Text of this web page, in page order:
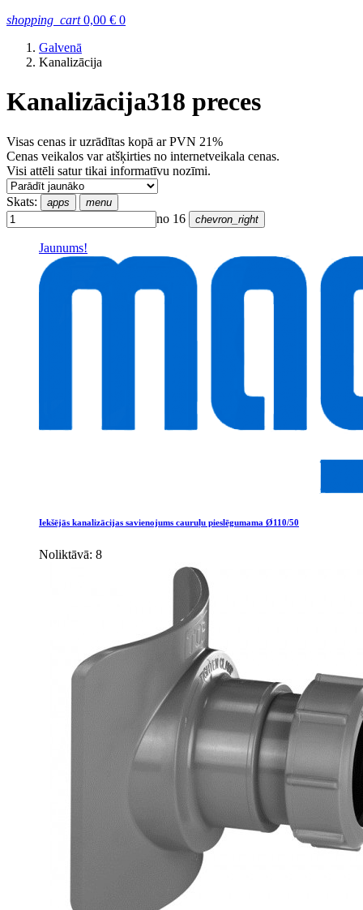
shopping_cart 0,00 € 0
Galvenā
Kanalizācija
Kanalizācija318 preces
Visas cenas ir uzrādītas kopā ar PVN 21%
Cenas veikalos var atšķirties no internetveikala cenas.
Visi attēli satur tikai informatīvu nozīmi.
Skats: apps menu
no 16 chevron_right
Jaunums!
Iekšējās kanalizācijas savienojums cauruļu pieslēgumama Ø110/50
Noliktāvā: 8